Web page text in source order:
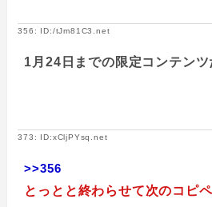
356: ID:/tJm81C3.net
1月24日までの限定コンテン
373: ID:xCljPYsq.net
>>356
とっとと終わらせて次のコピ